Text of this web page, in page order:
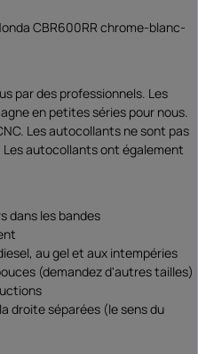
CBR600RR chrome-blanc-
par des professionnels. Les
en petites séries pour nous.
Les autocollants ne sont pas
autocollants ont également
dans les bandes
au gel et aux intempéries
(demandez d'autres tailles)
droite séparées (le sens du